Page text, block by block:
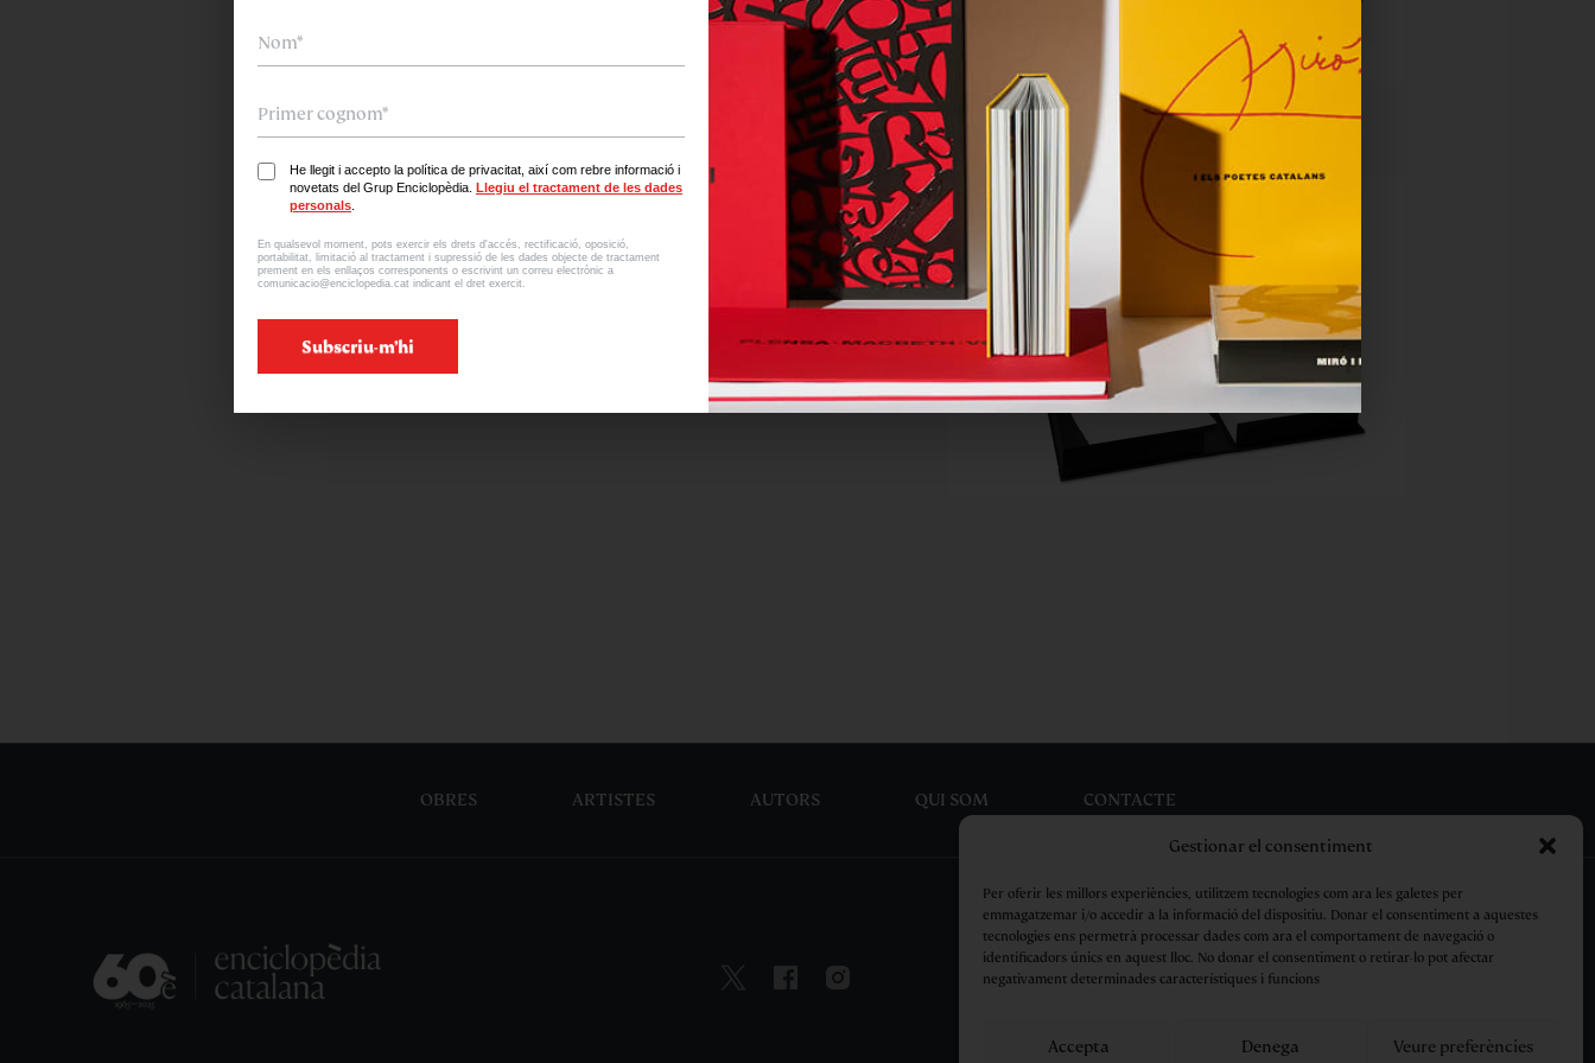
Gestionar el consentiment
Per oferir les millors experiències, utilitzem tecnologies com ara les galetes per
emmagatzemar i/o accedir a la informació del dispositiu. Donar el consentiment a aquestes
tecnologies ens permetrà processar dades com ara el comportament de navegació o
identificadors únics en aquest lloc. No donar el consentiment o retirar-lo pot afectar
negativament determinades característiques i funcions
Accepta Denega Veure preferències
OBRES ARTISTES AUTORS QUI SOM CONTACTE
Avís Legal Privacitat Cookies Condicions de compra
He llegit i accepto la política de privacitat, així com rebre informació i
novetats del Grup Enciclopèdia. Llegiu el tractament de les dades
personals
En qualsevol moment, pots exercir els drets d'accés, rectificació, oposició,
portabilitat, limitació al tractament i supressió de les dades objecte de tractament
prement en els enllaços corresponents o escrivint un correu electrònic a
comunicacio@enciclopedia.cat indicant el dret exercit.
Subscriu-m’hi